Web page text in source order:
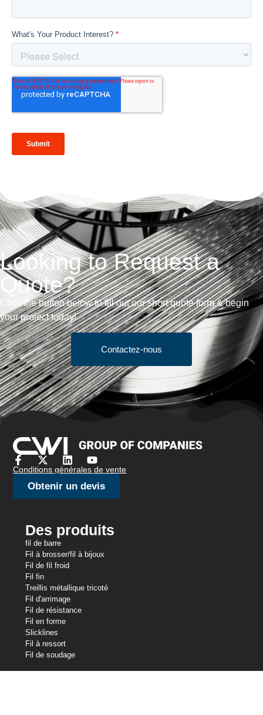
Looking to Request a
Quote?
Click the button below to fill out our short quote form & begin
your project today!
Contactez-nous
Conditions générales de vente
Obtenir un devis
Des produits
fil de barre
Fil à brosser/fil à bijoux
Fil de fil froid
Fil fin
Treillis métallique tricoté
Fil d'arrimage
Fil de résistance
Fil en forme
Slicklines
Fil à ressort
Fil de soudage